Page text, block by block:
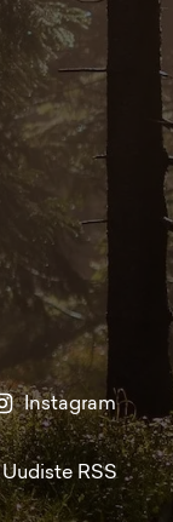
Instagram
Uudiste RSS